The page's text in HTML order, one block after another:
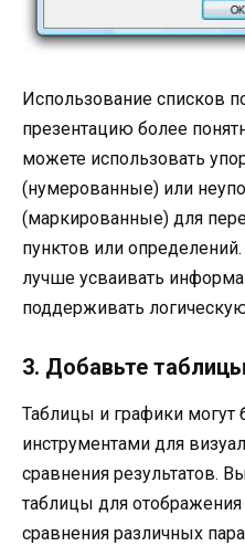
Использование списков
презентацию более
можете использовать
(нумерованные) или
(маркированные) для
пунктов или
лучше усваивать
поддерживать
3. Добавьте
Таблицы и графики
инструментами для
сравнения результатов.
таблицы для
сравнения различных